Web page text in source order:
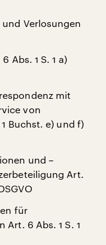
Verlosungen
Abs. 1 S. 1 a)
mit
von
Buchst. e) und f)
und –
Art.
für
6 Abs. 1 S. 1